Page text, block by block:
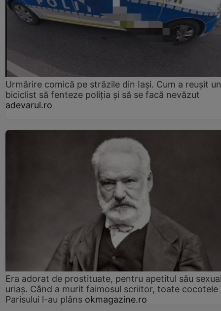
Urmărire comică pe străzile din Iași. Cum a reușit un
biciclist să fenteze poliția și să se facă nevăzut
adevarul.ro
Era adorat de prostituate, pentru apetitul său
uriaș. Când a murit faimosul scriitor, toate cocotele
Parisului l-au plâns okmagazine.ro